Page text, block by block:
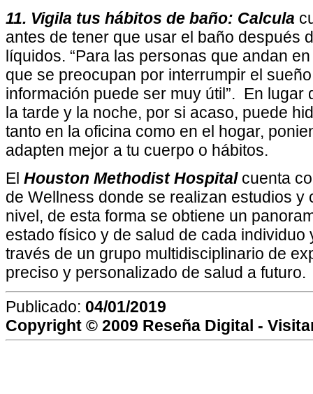
11. Vigila tus hábitos de baño: Calcula
antes de tener que usar el baño después
líquidos. “Para las personas que andan
que se preocupan por interrumpir el
información puede ser muy útil”. En lugar
la tarde y la noche, por si acaso, puede
tanto en la oficina como en el hogar,
adapten mejor a tu cuerpo o hábitos.
El Houston Methodist Hospitalcuenta
de Wellness donde se realizan estudios y
nivel, de esta forma se obtiene un
estado físico y de salud de cada individuo
través de un grupo multidisciplinario de
preciso y personalizado de salud a futuro.
Publicado: 04/01/2019
Copyright © 2009 Reseña Digital -